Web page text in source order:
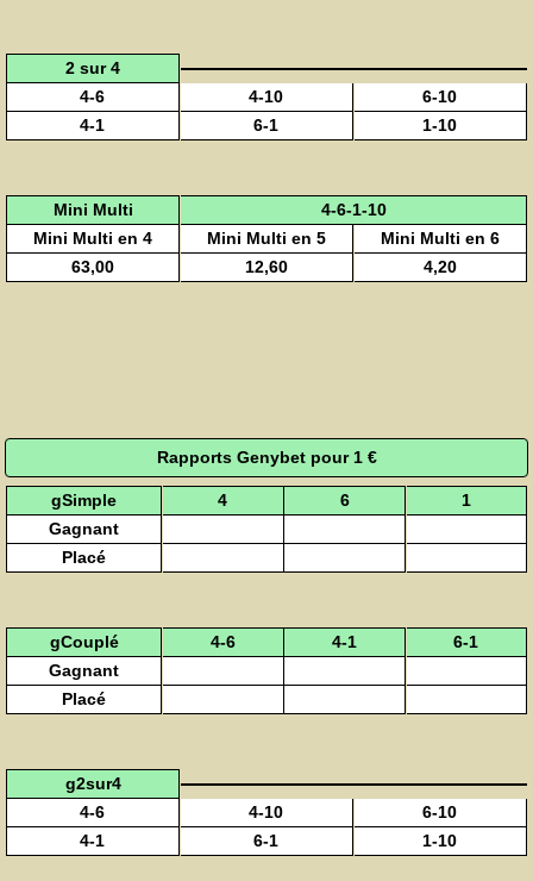
2 sur 4
4-6
4-10
6-10
4-1
6-1 1-10
Mini Multi
4-6-1-10
Mini Multi en 4
Mini Multi en 5
Mini Multi en 6
63,00
12,60 4,20
Rapports Genybet pour 1 €
gSimple 4 6
1
Gagnant
Placé
gCouplé 4-6 4-1
6-1
Gagnant
Placé
g2sur4
4-6
4-10
6-10
4-1
6-1 1-10